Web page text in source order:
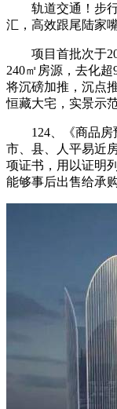
轨道交通！步行
汇，高效跟尾陆家
项目首批次于
240㎡房源，去化
将沉磅加推，沉点
恒藏大宅，实景示
124、《商品房
市、县、人平易近
项证书，用以证明
能够事后出售给承